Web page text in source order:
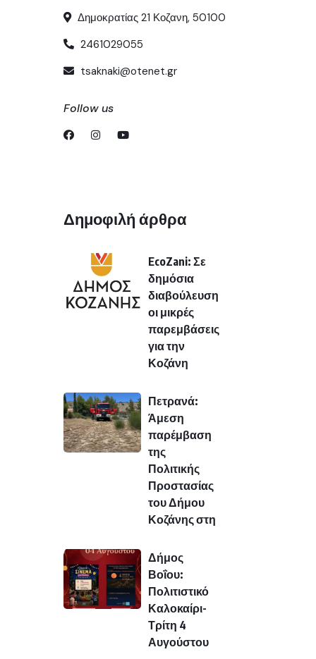
Δημοκρατίας 21 Κοζανη, 50100
2461029055
tsaknaki@otenet.gr
Follow us
Δημοφιλή άρθρα
EcoZani: Σε
δημόσια
διαβούλευση
οι μικρές
παρεμβάσεις
για την
Κοζάνη
Πετρανά:
Άμεση
παρέμβαση
της
Πολιτικής
Προστασίας
του Δήμου
Κοζάνης στη
Δήμος
Βοΐου:
Πολιτιστικό
Καλοκαίρι-
Τρίτη 4
Αυγούστου